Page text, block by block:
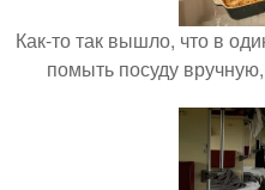
Как-то так вышло, что в
помыть посуду